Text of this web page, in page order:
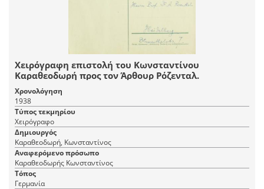
Χειρόγραφη επιστολή του Κωνσταντίνου
Καραθεοδωρή προς τον Άρθουρ Ρόζενταλ.
Χρονολόγηση
1938
Τύπος τεκμηρίου
Χειρόγραφο
Δημιουργός
Καραθεοδωρή, Κωνσταντίνος
Αναφερόμενο πρόσωπο
Καραθεοδωρής Κωνσταντίνος
Τόπος
Γερμανία